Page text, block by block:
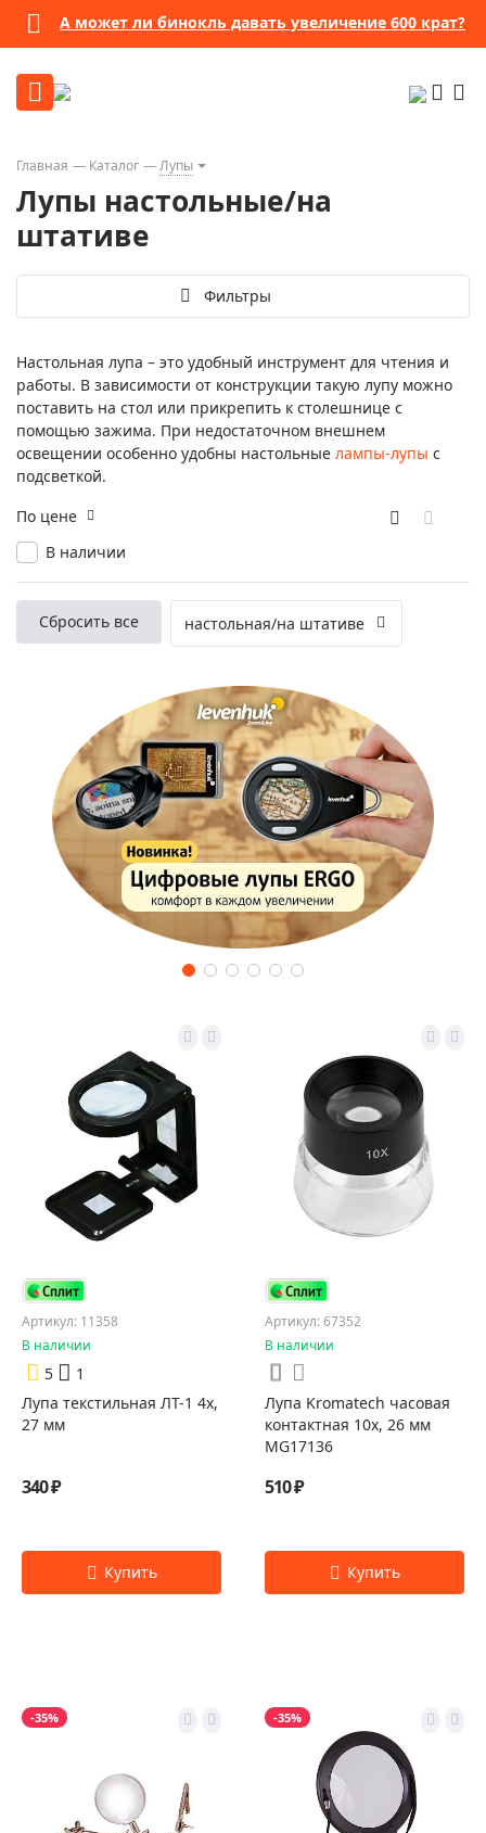
А может ли бинокль давать увеличение 600 крат?
Главная Каталог Лупы
Лупы настольные/на
штативе
Фильтры
Настольная лупа – это удобный инструмент для чтения и
работы. В зависимости от конструкции такую лупу можно
поставить на стол или прикрепить к столешнице с
помощью зажима. При недостаточном внешнем
освещении особенно удобны настольные лампы-лупы с
подсветкой.
В наличии
По цене
Сбросить все настольная/на штативе
Артикул: 11358
В наличии
5
1
Лупа текстильная ЛТ-1 4x,
27 мм
340 ₽
Артикул: 67352
В наличии
Лупа Kromatech часовая
контактная 10х, 26 мм
MG17136
510 ₽
-35% -35%